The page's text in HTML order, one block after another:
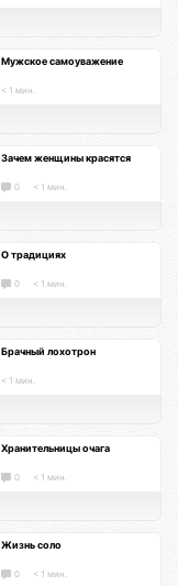
Мужское самоуважение
< 1 мин.
Зачем женщины красятся
0 < 1 мин.
О традициях
0 < 1 мин.
Брачный лохотрон
< 1 мин.
Хранительницы очага
0 < 1 мин.
Жизнь соло
0 < 1 мин.